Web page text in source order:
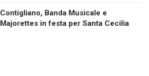
Contigliano, Banda Musicale e
Majorettes in festa per Santa Cecilia